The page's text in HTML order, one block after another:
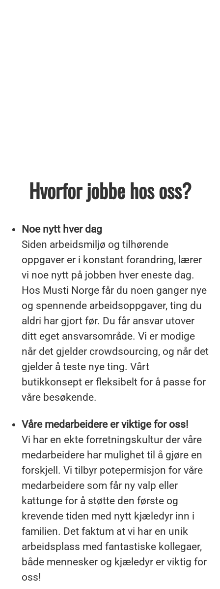
Hvorfor jobbe hos oss?
Noe nytt hver dag
Siden arbeidsmiljø og tilhørende
oppgaver er i konstant forandring, lærer
vi noe nytt på jobben hver eneste dag.
Hos Musti Norge får du noen ganger nye
og spennende arbeidsoppgaver, ting du
aldri har gjort før. Du får ansvar utover
ditt eget ansvarsområde. Vi er modige
når det gjelder crowdsourcing, og når det
gjelder å teste nye ting. Vårt
butikkonsept er fleksibelt for å passe for
våre besøkende.
Våre medarbeidere er viktige for oss!
Vi har en ekte forretningskultur der våre
medarbeidere har mulighet til å gjøre en
forskjell. Vi tilbyr potepermisjon for våre
medarbeidere som får ny valp eller
kattunge for å støtte den første og
krevende tiden med nytt kjæledyr inn i
familien. Det faktum at vi har en unik
arbeidsplass med fantastiske kollegaer,
både mennesker og kjæledyr er viktig for
oss!